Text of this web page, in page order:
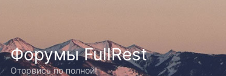
Форумы FullRest
Оторвись по полной!